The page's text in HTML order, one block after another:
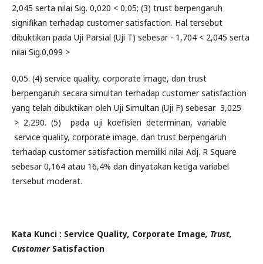
2,045 serta nilai Sig. 0,020 < 0,05; (3) trust berpengaruh
signifikan terhadap customer satisfaction. Hal tersebut
dibuktikan pada Uji Parsial (Uji T) sebesar - 1,704 < 2,045 serta
nilai Sig.0,099 >
0,05. (4) service quality, corporate image, dan trust
berpengaruh secara simultan terhadap customer satisfaction
yang telah dibuktikan oleh Uji Simultan (Uji F) sebesar 3,025
> 2,290. (5) pada uji koefisien determinan, variable
service quality, corporate image, dan trust berpengaruh
terhadap customer satisfaction memiliki nilai Adj. R Square
sebesar 0,164 atau 16,4% dan dinyatakan ketiga variabel
tersebut moderat.
Kata Kunci : Service Quality, Corporate Image, Trust,
Customer Satisfaction